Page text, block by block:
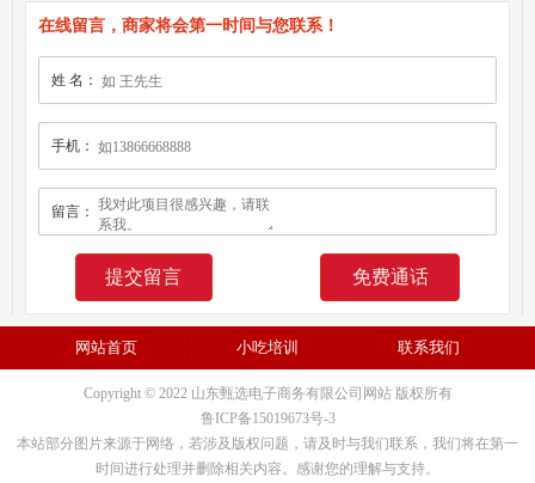
在线留言，商家将会第一时间与您联系！
姓 名：
手机：
留言：
免费通话
网站首页 小吃培训 联系我们
Copyright © 2022 山东甄选电子商务有限公司网站 版权所有
鲁ICP备15019673号-3
本站部分图片来源于网络，若涉及版权问题，请及时与我们联系，我们将在第一
时间进行处理并删除相关内容。感谢您的理解与支持。